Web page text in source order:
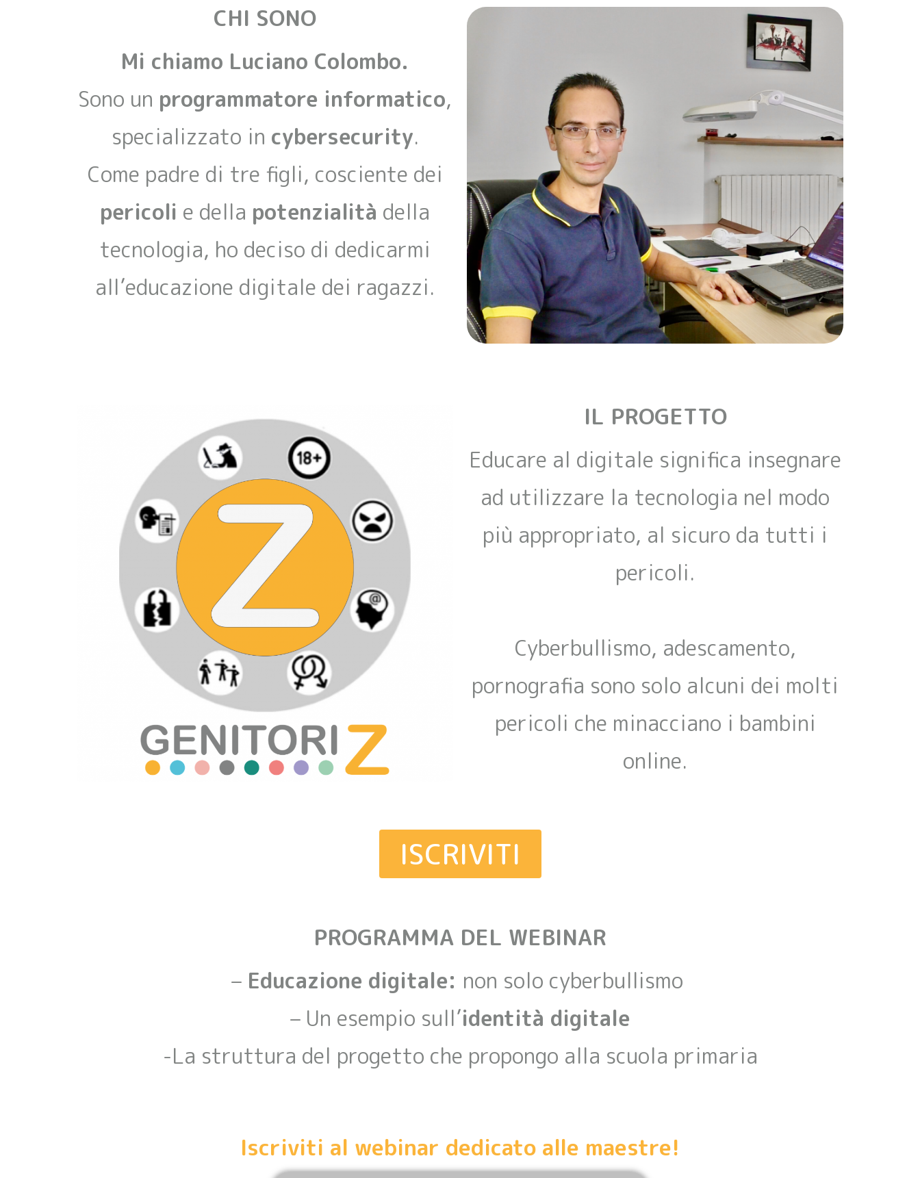
CHI SONO
Mi chiamo Luciano Colombo.
Sono un programmatore informatico,
specializzato in cybersecurity.
Come padre di tre figli, cosciente dei
pericoli e della potenzialità della
tecnologia, ho deciso di dedicarmi
all’educazione digitale dei ragazzi.
IL PROGETTO
Educare al digitale significa insegnare
ad utilizzare la tecnologia nel modo
più appropriato, al sicuro da tutti i
pericoli.
Cyberbullismo, adescamento,
pornografia sono solo alcuni dei molti
pericoli che minacciano i bambini
online.
ISCRIVITI
PROGRAMMA DEL WEBINAR
– Educazione digitale: non solo cyberbullismo
– Un esempio sull’identità digitale
-La struttura del progetto che propongo alla scuola primaria
Iscriviti al webinar dedicato alle maestre!